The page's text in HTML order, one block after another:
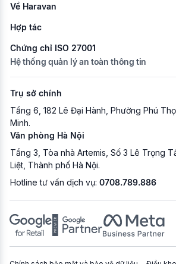
Về Haravan
Hợp tác
Chứng chỉ ISO 27001
Hệ thống quản lý an toàn thông tin
Trụ sở chính
Tầng 6, 182 Lê Đại Hành, Phường Phú
Minh.
Văn phòng Hà Nội
Tầng 3, Tòa nhà Artemis, Số 3 Lê Trọng
Liệt, Thành phố Hà Nội.
Hotline tư vấn dịch vụ: 0708.789.886